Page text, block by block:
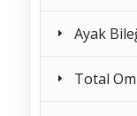
Ayak
Total